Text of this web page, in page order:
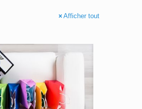
Afficher tout